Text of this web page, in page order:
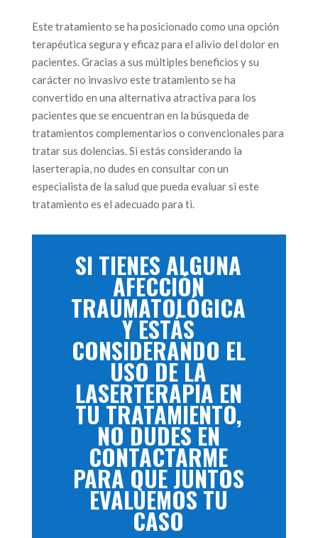
Este tratamiento se ha posicionado como una opción
terapéutica segura y eficaz para el alivio del dolor en
pacientes. Gracias a sus múltiples beneficios y su
carácter no invasivo este tratamiento se ha
convertido en una alternativa atractiva para los
pacientes que se encuentran en la búsqueda de
tratamientos complementarios o convencionales para
tratar sus dolencias. Si estás considerando la
laserterapia, no dudes en consultar con un
especialista de la salud que pueda evaluar si este
tratamiento es el adecuado para ti.
SI TIENES ALGUNA
AFECCIÓN
TRAUMATOLÓGICA
Y ESTÁS
CONSIDERANDO EL
USO DE LA
LASERTERAPIA EN
TU TRATAMIENTO,
NO DUDES EN
CONTACTARME
PARA QUE JUNTOS
EVALUEMOS TU
CASO